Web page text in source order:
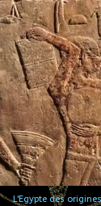
L'Egypte des origines